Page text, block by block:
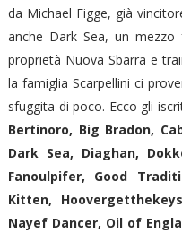
da Michael Figge, già
anche Dark Sea, un mezzo
proprietà Nuova Sbarra e
la famiglia Scarpellini ci
sfuggita di poco. Ecco gli
Bertinoro, Big Bradon,
Dark Sea, Diaghan,
Fanoulpifer, Good
Kitten,
Nayef Dancer, Oil of